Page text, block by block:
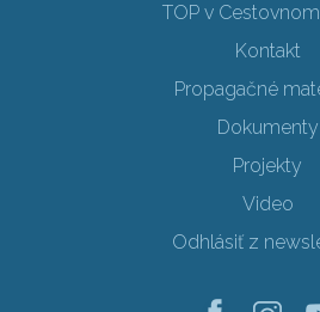
TOP v
Kontakt
Propagačné
Dokumenty
Projekty
Video
Odhlásiť z